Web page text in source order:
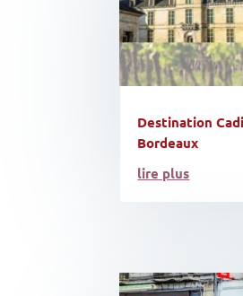
Destination
Bordeaux
lire plus